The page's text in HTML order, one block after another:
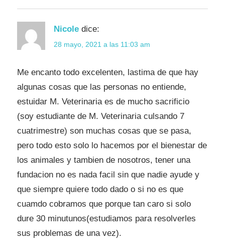
Nicole dice:
28 mayo, 2021 a las 11:03 am
Me encanto todo excelenten, lastima de que hay
algunas cosas que las personas no entiende,
estuidar M. Veterinaria es de mucho sacrificio
(soy estudiante de M. Veterinaria culsando 7
cuatrimestre) son muchas cosas que se pasa,
pero todo esto solo lo hacemos por el bienestar de
los animales y tambien de nosotros, tener una
fundacion no es nada facil sin que nadie ayude y
que siempre quiere todo dado o si no es que
cuamdo cobramos que porque tan caro si solo
dure 30 minutunos(estudiamos para resolverles
sus problemas de una vez).